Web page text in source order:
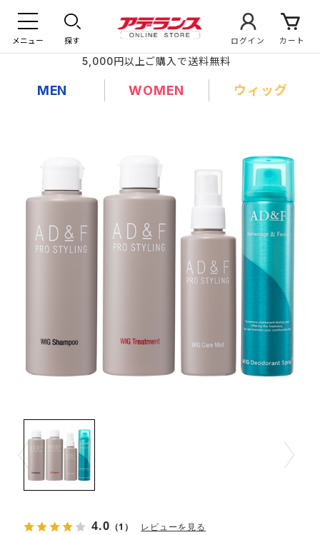
メニュー 探す ログイン カート
5,000円以上ご購入で送料無料
MEN WOMEN ウィッグ
4.0 （1） レビューを見る